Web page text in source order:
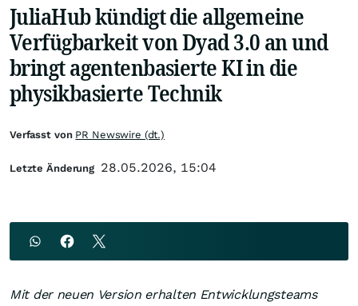
JuliaHub kündigt die allgemeine
Verfügbarkeit von Dyad 3.0 an und
bringt agentenbasierte KI in die
physikbasierte Technik
Mit der neuen Version erhalten Entwicklungsteams
Verfasst von PR Newswire (dt.)
Letzte Änderung 28.05.2026, 15:04